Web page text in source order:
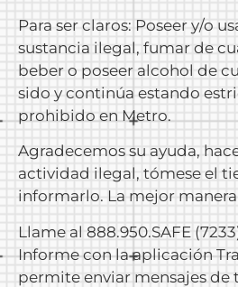
Para ser claros: Poseer y/o
sustancia ilegal, fumar de
beber o poseer alcohol de
sido y continúa estando
prohibido en Metro.
Agradecemos su ayuda,
actividad ilegal, tómese el
informarlo. La mejor
Llame al 888.950.SAFE
Informe con la aplicación
permite enviar mensajes de